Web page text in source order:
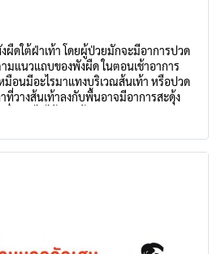
ผืดใต้ฝ่าเท้า โดยผู้ป่วยมักจะมีอาการปวด
มแนวแถบของพังผืด ในตอนเช้าอาการ
อนมีอะไรมาแทงบริเวณส้นเท้า หรือปวด
ที่วางส้นเท้าลงกับพื้นอาจมีอาการสะดุ้ง
ากยืนเป็นระยะเวลานานหรือลุกขึ้นจาก